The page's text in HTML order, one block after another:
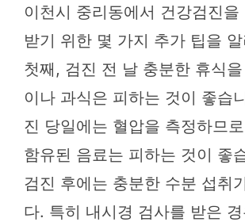
이천시 중리동에서 건강검진을
받기 위한 몇 가지 추가 팁을
첫째, 검진 전 날 충분한 휴식
이나 과식은 피하는 것이 좋습
진 당일에는 혈압을 측정하므
함유된 음료는 피하는 것이 좋
검진 후에는 충분한 수분 섭취
다. 특히 내시경 검사를 받은